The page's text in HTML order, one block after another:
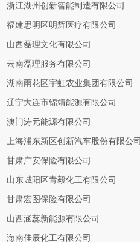
浙江湖州创新智能制造有限公司
福建思明区明辉医疗有限公司
山西磊理文化有限公司
云南磊理服务有限公司
湖南雨花区宇虹农业集团有限公司
辽宁大连市锦靖能源有限公司
澳门涛元能源有限公司
上海浦东新区创新汽车股份有限公司
甘肃广安保险有限公司
山东城阳区青毅化工有限公司
甘肃宏图保险有限公司
山西涵蕊新能源有限公司
海南佳辰化工有限公司